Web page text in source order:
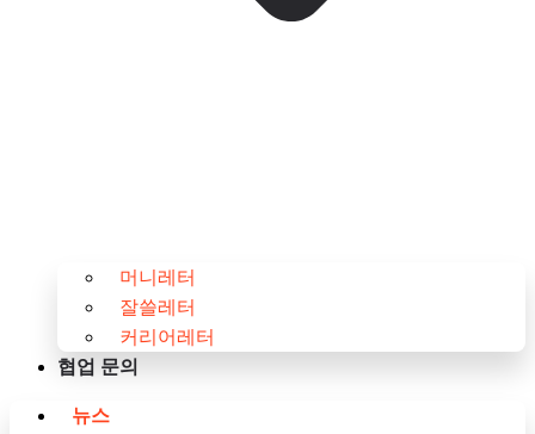
머니레터
잘쓸레터
커리어레터
협업 문의
뉴스